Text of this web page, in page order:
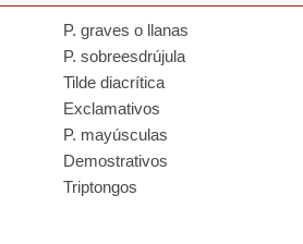
P. graves o llanas
P. sobreesdrújula
Tilde diacrítica
Exclamativos
P. mayúsculas
Demostrativos
Triptongos